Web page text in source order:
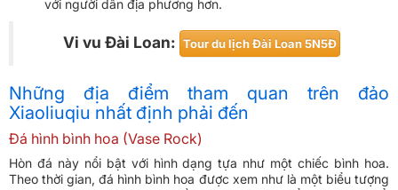
với người dân địa phương hơn.
Vi vu Đài Loan: Tour du lịch Đài Loan 5N5Đ
Những địa điểm tham quan trên đảo
Xiaoliuqiu nhất định phải đến
Đá hình bình hoa (Vase Rock)
Hòn đá này nổi bật với hình dạng tựa như một chiếc bình hoa.
Theo thời gian, đá hình bình hoa được xem như là một biểu tượng